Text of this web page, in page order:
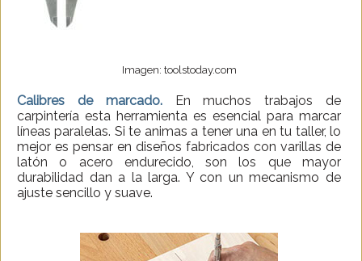
Imagen: toolstoday.com
Calibres de marcado. En muchos trabajos de
carpintería esta herramienta es esencial para marcar
líneas paralelas. Si te animas a tener una en tu taller, lo
mejor es pensar en diseños fabricados con varillas de
latón o acero endurecido, son los que mayor
durabilidad dan a la larga. Y con un mecanismo de
ajuste sencillo y suave.